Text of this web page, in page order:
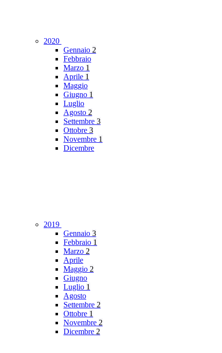
2020
Gennaio 2
Febbraio
Marzo 1
Aprile 1
Maggio
Giugno 1
Luglio
Agosto 2
Settembre 3
Ottobre 3
Novembre 1
Dicembre
2019
Gennaio 3
Febbraio 1
Marzo 2
Aprile
Maggio 2
Giugno
Luglio 1
Agosto
Settembre 2
Ottobre 1
Novembre 2
Dicembre 2